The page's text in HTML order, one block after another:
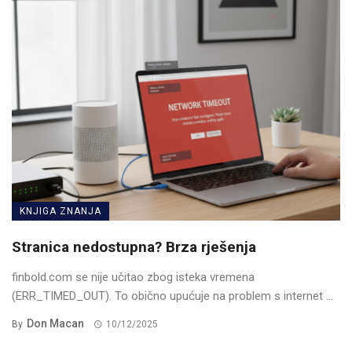
KNJIGA ZNANJA
Stranica nedostupna? Brza rješenja
finbold.com se nije učitao zbog isteka vremena
(ERR_TIMED_OUT). To obično upućuje na problem s internet ...
By Don Macan 10/12/2025